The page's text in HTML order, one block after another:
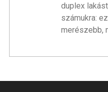
duplex
számukra:
merészebb,